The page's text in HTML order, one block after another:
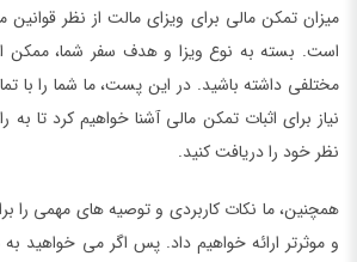
میزان تمکن مالی برای ویزای مالت از نظر قوانین
است. بسته به نوع ویزا و هدف سفر شما، ممکن
مختلفی داشته باشید. در این پست، ما شما را با
نیاز برای اثبات تمکن مالی آشنا خواهیم کرد تا به
نظر خود را دریافت کنید.
همچنین، ما نکات کاربردی و توصیه های مهمی را
و موثرتر ارائه خواهیم داد. پس اگر می خواهید به